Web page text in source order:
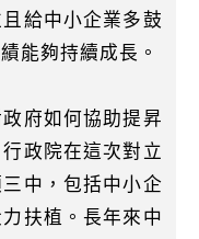
給中小企業多鼓
能夠持續成長。
府如何協助提昇
政院在這次對立
中，包括中小企
扶植。長年來中